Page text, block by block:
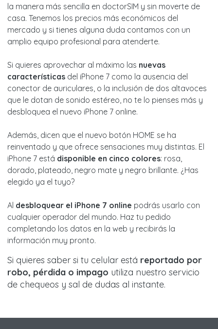
la manera más sencilla en doctorSIM y sin moverte de
casa. Tenemos los precios más económicos del
mercado y si tienes alguna duda contamos con un
amplio equipo profesional para atenderte.
Si quieres aprovechar al máximo las nuevas
características del iPhone 7 como la ausencia del
conector de auriculares, o la inclusión de dos altavoces
que le dotan de sonido estéreo, no te lo pienses más y
desbloquea el nuevo iPhone 7 online.
Además, dicen que el nuevo botón HOME se ha
reinventado y que ofrece sensaciones muy distintas. El
iPhone 7 está disponible en cinco colores: rosa,
dorado, plateado, negro mate y negro brillante. ¿Has
elegido ya el tuyo?
Al desbloquear el iPhone 7 online podrás usarlo con
cualquier operador del mundo. Haz tu pedido
completando los datos en la web y recibirás la
información muy pronto.
Si quieres saber si tu celular está reportado por
robo, pérdida o impago utiliza nuestro servicio
de chequeos y sal de dudas al instante.